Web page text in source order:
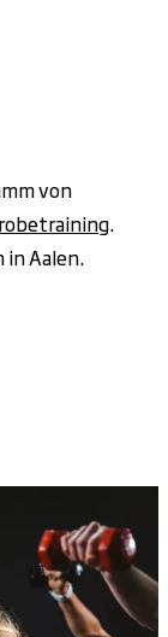
von
.
Aalen.